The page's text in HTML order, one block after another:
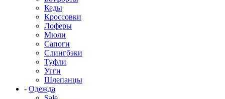
Кеды
Кроссовки
Лоферы
Мюли
Сапоги
Слингбэки
Туфли
Угги
Шлепанцы
- Одежда